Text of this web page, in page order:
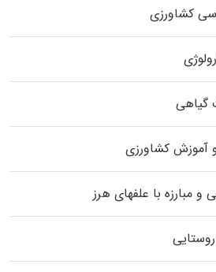
کشاورزی
گیاهی
آموزش کشاورزی
مبارزه با علفهای هرز